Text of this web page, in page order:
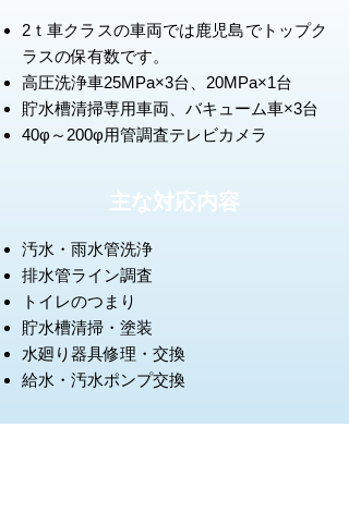
2ｔ車クラスの車両では鹿児島でトップク
ラスの保有数です。
高圧洗浄車25MPa×3台、20MPa×1台
貯水槽清掃専用車両、バキューム車×3台
40φ～200φ用管調査テレビカメラ
主な対応内容
汚水・雨水管洗浄
排水管ライン調査
トイレのつまり
貯水槽清掃・塗装
水廻り器具修理・交換
給水・汚水ポンプ交換